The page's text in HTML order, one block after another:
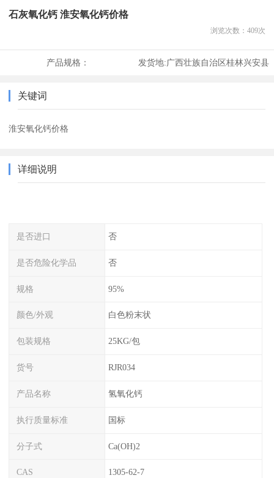
石灰氧化钙 淮安氧化钙价格
浏览次数： 409次
产品规格： 发货地:广西壮族自治区桂林兴安县
关键词
淮安氧化钙价格
详细说明
是否进口 否
是否危险化学品 否
规格 95%
颜色/外观 白色粉末状
包装规格 25KG/包
货号 RJR034
产品名称 氢氧化钙
执行质量标准 国标
分子式 Ca(OH)2
CAS 1305-62-7